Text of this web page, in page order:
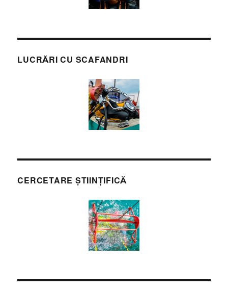
LUCRĂRI CU SCAFANDRI
CERCETARE ȘTIINȚIFICĂ